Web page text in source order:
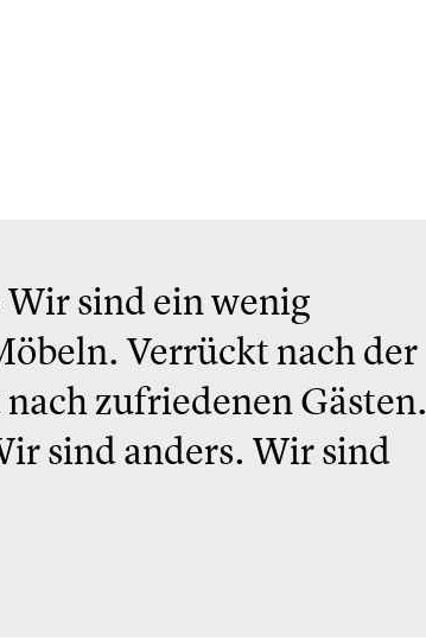
sind ein wenig
Verrückt nach der
zufriedenen Gästen.
sind anders. Wir sind